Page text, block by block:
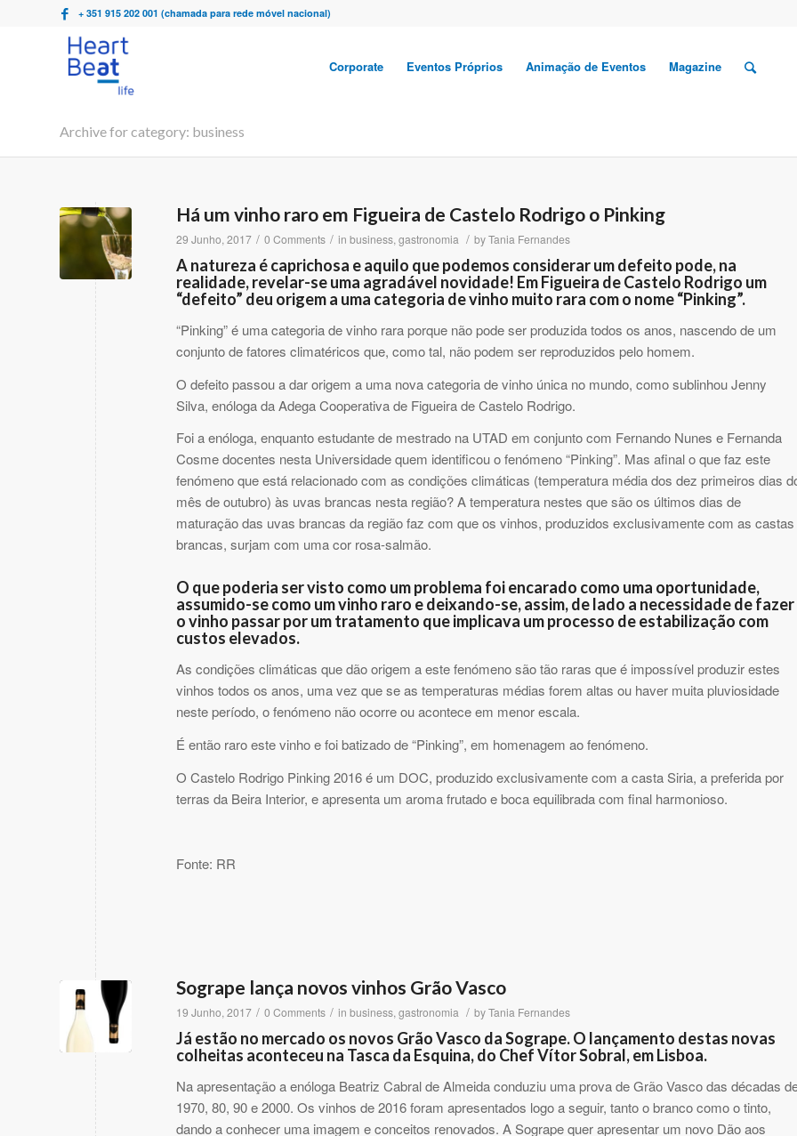
+ 351 915 202 001 (chamada para rede móvel nacional)
Corporate Eventos Próprios Animação de Eventos Magazine
Archive for category: business
Há um vinho raro em Figueira de Castelo Rodrigo o Pinking
29 Junho, 2017 / 0 Comments / in business, gastronomia / byTania Fernandes
A natureza é caprichosa e aquilo que podemos considerar um defeito pode, na
realidade, revelar-se uma agradável novidade! Em Figueira de Castelo Rodrigo um
“defeito” deu origem a uma categoria de vinho muito rara com o nome “Pinking”.
“Pinking” é uma categoria de vinho rara porque não pode ser produzida todos os anos, nascendo de um
conjunto de fatores climatéricos que, como tal, não podem ser reproduzidos pelo homem.
O defeito passou a dar origem a uma nova categoria de vinho única no mundo, como sublinhou Jenny
Silva, enóloga da Adega Cooperativa de Figueira de Castelo Rodrigo.
Foi a enóloga, enquanto estudante de mestrado na UTAD em conjunto com Fernando Nunes e Fernanda
Cosme docentes nesta Universidade quem identificou o fenómeno “Pinking”. Mas afinal o que faz este
fenómeno que está relacionado com as condições climáticas (temperatura média dos dez primeiros dias
mês de outubro) às uvas brancas nesta região? A temperatura nestes que são os últimos dias de
maturação das uvas brancas da região faz com que os vinhos, produzidos exclusivamente com as castas
brancas, surjam com uma cor rosa-salmão.
O que poderia ser visto como um problema foi encarado como uma oportunidade,
assumido-se como um vinho raro e deixando-se, assim, de lado a necessidade de fazer
o vinho passar por um tratamento que implicava um processo de estabilização com
custos elevados.
As condições climáticas que dão origem a este fenómeno são tão raras que é impossível produzir estes
vinhos todos os anos, uma vez que se as temperaturas médias forem altas ou haver muita pluviosidade
neste período, o fenómeno não ocorre ou acontece em menor escala.
É então raro este vinho e foi batizado de “Pinking”, em homenagem ao fenómeno.
O Castelo Rodrigo Pinking 2016 é um DOC, produzido exclusivamente com a casta Siria, a preferida por
terras da Beira Interior, e apresenta um aroma frutado e boca equilibrada com final harmonioso.
Fonte: RR
Sogrape lança novos vinhos Grão Vasco
19 Junho, 2017 / 0 Comments / in business, gastronomia / byTania Fernandes
Já estão no mercado os novos Grão Vasco da Sogrape. O lançamento destas novas
colheitas aconteceu na Tasca da Esquina, do Chef Vítor Sobral, em Lisboa.
Na apresentação a enóloga Beatriz Cabral de Almeida conduziu uma prova de Grão Vasco das décadas
1970, 80, 90 e 2000. Os vinhos de 2016 foram apresentados logo a seguir, tanto o branco como o tinto,
dando a conhecer uma imagem e conceitos renovados. A Sogrape quer apresentar um novo Dão aos